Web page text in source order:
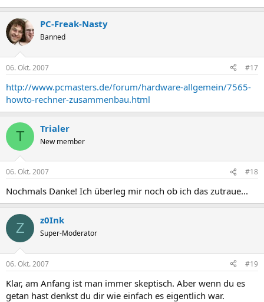
PC-Freak-Nasty
Banned
06. Okt. 2007 #17
http://www.pcmasters.de/forum/hardware-allgemein/7565-
howto-rechner-zusammenbau.html
T Trialer
New member
06. Okt. 2007 #18
Nochmals Danke! Ich überleg mir noch ob ich das zutraue...
Z z0Ink
Super-Moderator
06. Okt. 2007 #19
Klar, am Anfang ist man immer skeptisch. Aber wenn du es
getan hast denkst du dir wie einfach es eigentlich war.